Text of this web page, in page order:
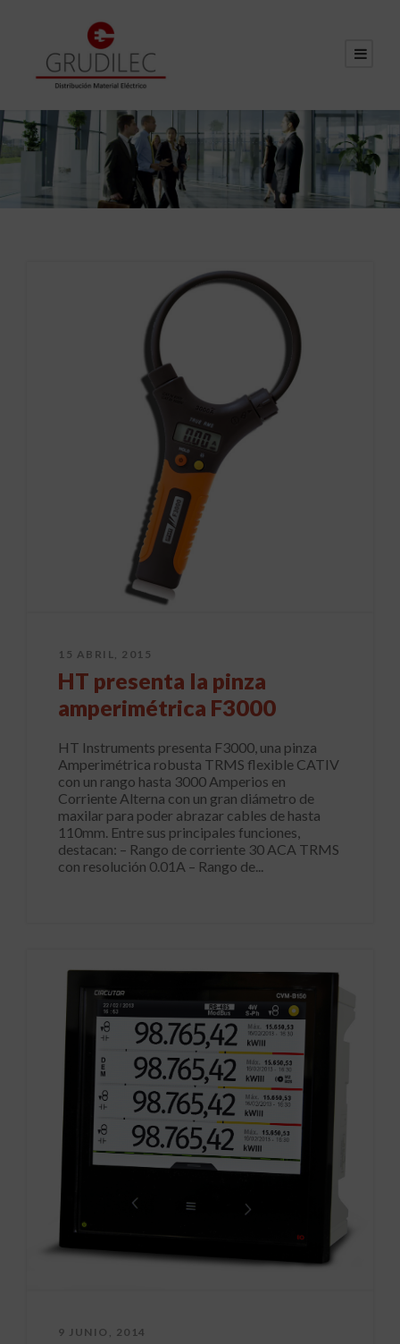
15 ABRIL, 2015
HT presenta la pinza
amperimétrica F3000
HT Instruments presenta F3000, una pinza
Amperimétrica robusta TRMS flexible CATIV
con un rango hasta 3000 Amperios en
Corriente Alterna con un gran diámetro de
maxilar para poder abrazar cables de hasta
110mm. Entre sus principales funciones,
destacan: – Rango de corriente 30 ACA TRMS
con resolución 0.01A – Rango de...
9 JUNIO, 2014